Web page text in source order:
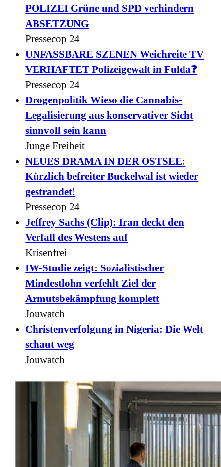
POLIZEI Grüne und SPD verhindern
ABSETZUNG
Pressecop 24
UNFASSBARE SZENEN Weichreite TV
VERHAFTET Polizeigewalt in Fulda❓
Pressecop 24
Drogenpolitik Wieso die Cannabis-
Legalisierung aus konservativer Sicht
sinnvoll sein kann
Junge Freiheit
NEUES DRAMA IN DER OSTSEE:
Kürzlich befreiter Buckelwal ist wieder
gestrandet!
Pressecop 24
Jeffrey Sachs (Clip): Iran deckt den
Verfall des Westens auf
Krisenfrei
IW-Studie zeigt: Sozialistischer
Mindestlohn verfehlt Ziel der
Armutsbekämpfung komplett
Jouwatch
Christenverfolgung in Nigeria: Die Welt
schaut weg
Jouwatch